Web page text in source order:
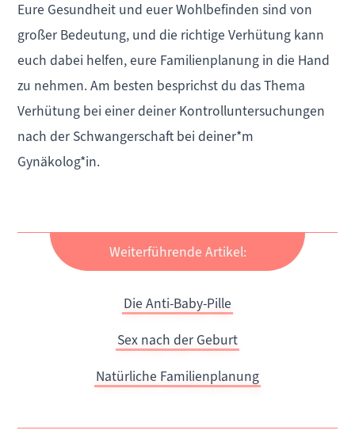
Eure Gesundheit und euer Wohlbefinden sind von
großer Bedeutung, und die richtige Verhütung kann
euch dabei helfen, eure Familienplanung in die Hand
zu nehmen. Am besten besprichst du das Thema
Verhütung bei einer deiner Kontrolluntersuchungen
nach der Schwangerschaft bei deiner*m
Gynäkolog*in.
Weiterführende Artikel:
Die Anti-Baby-Pille
Sex nach der Geburt
Natürliche Familienplanung